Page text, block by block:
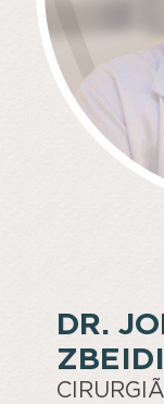
DR.
ZBEIDI